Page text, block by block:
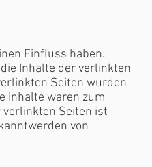
Einfluss haben.
Inhalte der verlinkten
Seiten wurden
Inhalte waren zum
Seiten ist
von